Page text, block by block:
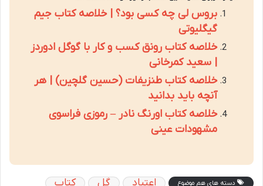
بروس لی چه کسی بود؟ | خلاصه کتاب جیم
گیگلیوتی
خلاصه کتاب رونق کسب و کار با گوگل ادوردز
| سعید کمرخانی
خلاصه کتاب طنزیفات (حسین گلچین) | هر
آنچه باید بدانید
خلاصه کتاب اورنگ نادر – رموزی فراسوی
مشهودات عینی
دسته های هم موضوع اعتیاد گل کتاب